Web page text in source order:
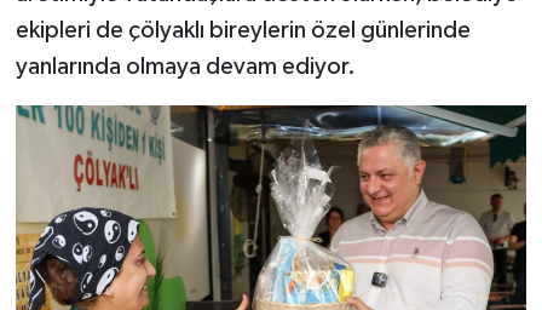
ekipleri de çölyaklı bireylerin özel günlerinde
yanlarında olmaya devam ediyor.